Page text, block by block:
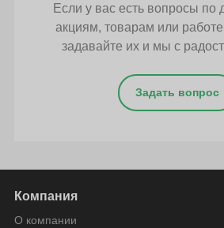
Если у вас есть вопросы
акциям, товарам или
задавайте их и мы с
Задать вопрос
Компания
О компании